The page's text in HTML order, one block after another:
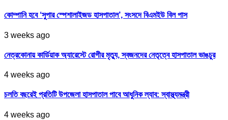
কোম্পানি হবে ‘সুপার স্পেশালাইজড হাসপাতাল’, সংসদে বিএমইউ বিল পাস
3 weeks ago
নেত্রকোনায় কার্ডিয়াক অ্যারেস্টে রোগীর মৃত্যু, স্বজনদের নেতৃত্বে হাসপাতাল ভাঙচুর
4 weeks ago
চলতি বছরেই প্রতিটি উপজেলা হাসপাতাল পাবে আধুনিক ল্যাব: স্বাস্থ্যমন্ত্রী
4 weeks ago